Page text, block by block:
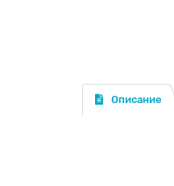
Описание